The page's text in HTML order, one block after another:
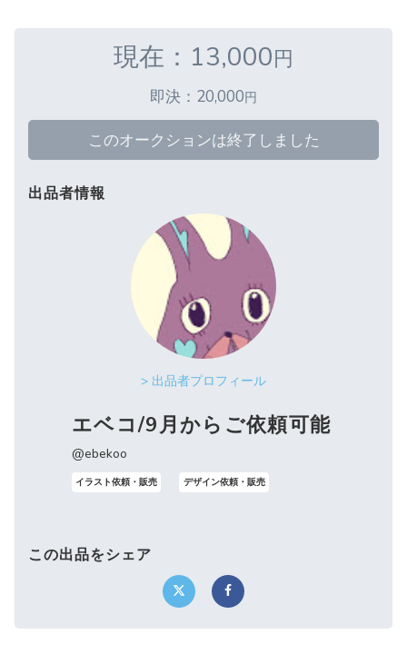
現在：13,000円
即決：20,000円
このオークションは終了しました
出品者情報
> 出品者プロフィール
エベコ/9月からご依頼可能
@ebekoo
イラスト依頼・販売 デザイン依頼・販売
この出品をシェア